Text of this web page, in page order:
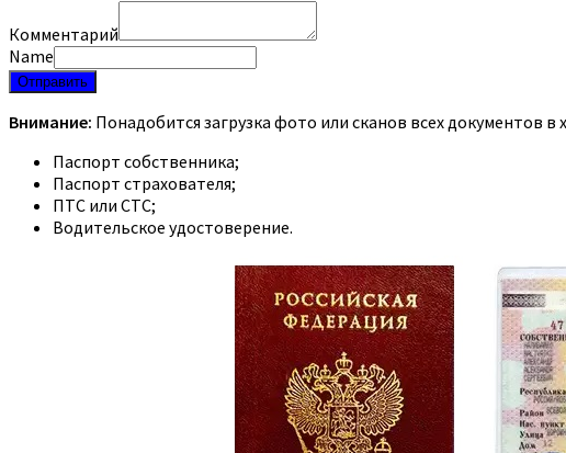
Комментарий
Name
Отправить
Внимание: Понадобится загрузка фото или сканов всех документов
Паспорт собственника;
Паспорт страхователя;
ПТС или СТС;
Водительское удостоверение.